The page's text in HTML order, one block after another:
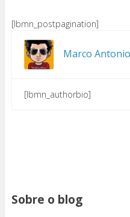
[lbmn_postpagination]
Marco Antonio
[lbmn_authorbio]
Sobre o blog